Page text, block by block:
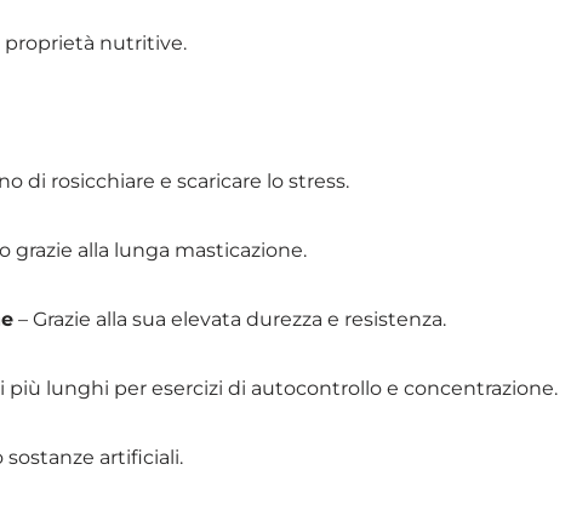
proprietà nutritive.
di rosicchiare e scaricare lo stress.
grazie alla lunga masticazione.
– Grazie alla sua elevata durezza e resistenza.
più lunghi per esercizi di autocontrollo e concentrazione.
sostanze artificiali.